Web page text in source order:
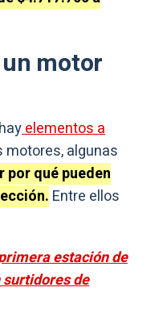
motor
elementos a
motores, algunas
por qué pueden
Entre ellos
estación de
de